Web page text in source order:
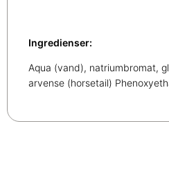
Ingredienser:
Aqua (vand), natriumbromat,
arvense (horsetail)